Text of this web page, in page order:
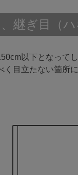
継ぎ目（
以下となって
目立たない箇所